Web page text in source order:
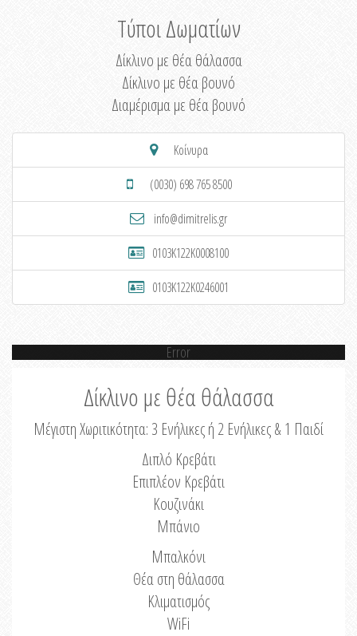
Τύποι Δωματίων
Δίκλινο με θέα θάλασσα
Δίκλινο με θέα βουνό
Διαμέρισμα με θέα βουνό
Κοίνυρα
(0030) 698 765 8500
info@dimitrelis.gr
0103K122K0008100
0103K122K0246001
Error
Δίκλινο με θέα θάλασσα
Μέγιστη Χωριτικότητα: 3 Ενήλικες ή 2 Ενήλικες & 1 Παιδί
Διπλό Κρεβάτι
Επιπλέον Κρεβάτι
Κουζινάκι
Μπάνιο
Μπαλκόνι
Θέα στη θάλασσα
Κλιματισμός
WiFi